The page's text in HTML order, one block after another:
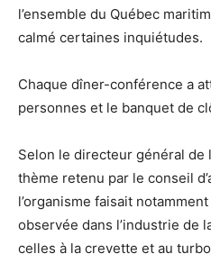
l’ensemble du Québec
calmé certaines inquiétudes.
Chaque dîner-conférence a
personnes et le banquet de
Selon le directeur général de
thème retenu par le conseil
l’organisme faisait
observée dans l’industrie de
celles à la crevette et au